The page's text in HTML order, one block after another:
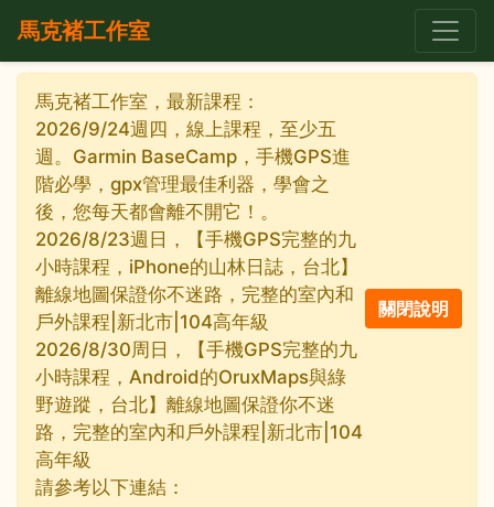
馬克褚工作室
馬克褚工作室，最新課程：
2026/9/24週四，線上課程，至少五
週。Garmin BaseCamp，手機GPS進
階必學，gpx管理最佳利器，學會之
後，您每天都會離不開它！。
2026/8/23週日，【手機GPS完整的九
小時課程，iPhone的山林日誌，台北】
離線地圖保證你不迷路，完整的室內和
戶外課程|新北市|104高年級
2026/8/30周日，【手機GPS完整的九
小時課程，Android的OruxMaps與綠
野遊蹤，台北】離線地圖保證你不迷
路，完整的室內和戶外課程|新北市|104
高年級
請參考以下連結：